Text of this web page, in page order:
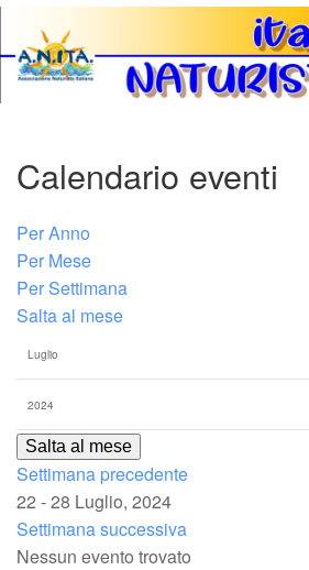
Calendario eventi
Per Anno
Per Mese
Per Settimana
Salta al mese
Salta al mese
Settimana precedente
22 - 28 Luglio, 2024
Settimana successiva
Nessun evento trovato